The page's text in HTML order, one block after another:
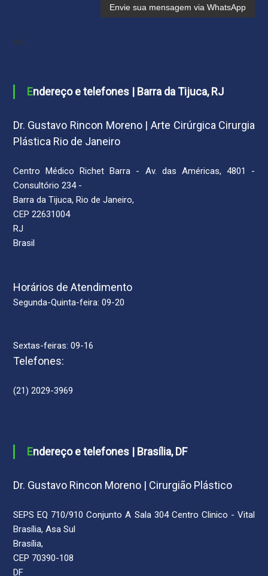
null
Endereço e telefones | Barra da Tijuca, RJ
Dr. Gustavo Rincon Moreno | Arte Cirúrgica Cirurgia
Plástica Rio de Janeiro
Centro Médico Richet Barra - Av. das Américas, 4801 -
Consultório 234 -
Barra da Tijuca, Rio de Janeiro,
CEP 22631004
RJ
Brasil
Horários de Atendimento
Segunda-Quinta-feira: 09-20
Sextas-feiras: 09-16
Telefones:
(21) 2029-3969
Endereço e telefones | Brasília, DF
Dr. Gustavo Rincon Moreno | Cirurgião Plástico
SEPS EQ 710/910 Conjunto A Sala 304 Centro Clinico - Vital
Brasília, Asa Sul
Brasília,
CEP 70390-108
DF